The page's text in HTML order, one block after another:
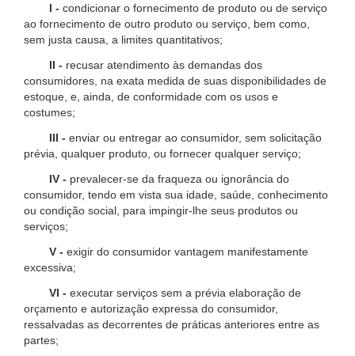
I - condicionar o fornecimento de produto ou de serviço
ao fornecimento de outro produto ou serviço, bem como,
sem justa causa, a limites quantitativos;
II - recusar atendimento às demandas dos
consumidores, na exata medida de suas disponibilidades de
estoque, e, ainda, de conformidade com os usos e
costumes;
III - enviar ou entregar ao consumidor, sem solicitação
prévia, qualquer produto, ou fornecer qualquer serviço;
IV - prevalecer-se da fraqueza ou ignorância do
consumidor, tendo em vista sua idade, saúde, conhecimento
ou condição social, para impingir-lhe seus produtos ou
serviços;
V - exigir do consumidor vantagem manifestamente
excessiva;
VI - executar serviços sem a prévia elaboração de
orçamento e autorização expressa do consumidor,
ressalvadas as decorrentes de práticas anteriores entre as
partes;